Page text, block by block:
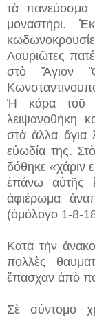
τὰ πανεύοσμα
μοναστήρι.
Λαυριῶτες
στὸ Ἅγιον
Ἡ κάρα τοῦ
λειψανοθήκη
στὰ ἄλλα ἅγια
εὐωδία της.
δόθηκε «χάριν
ἐπάνω αὐτῆς
ἀφιέρωμα
(ὁμόλογο 1-8-
Κατὰ τὴν
πολλὲς
ἔπασχαν ἀπὸ
Σὲ σύντομο